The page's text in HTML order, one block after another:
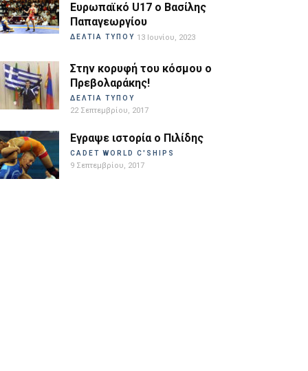
Ευρωπαϊκό U17 ο Βασίλης
Παπαγεωργίου
ΔΕΛΤΙΑ ΤΥΠΟΥ 13 Ιουνίου, 2023
Στην κορυφή του κόσμου ο
Πρεβολαράκης!
ΔΕΛΤΙΑ ΤΥΠΟΥ
22 Σεπτεμβρίου, 2017
Εγραψε ιστορία ο Πιλίδης
CADET WORLD C'SHIPS
9 Σεπτεμβρίου, 2017